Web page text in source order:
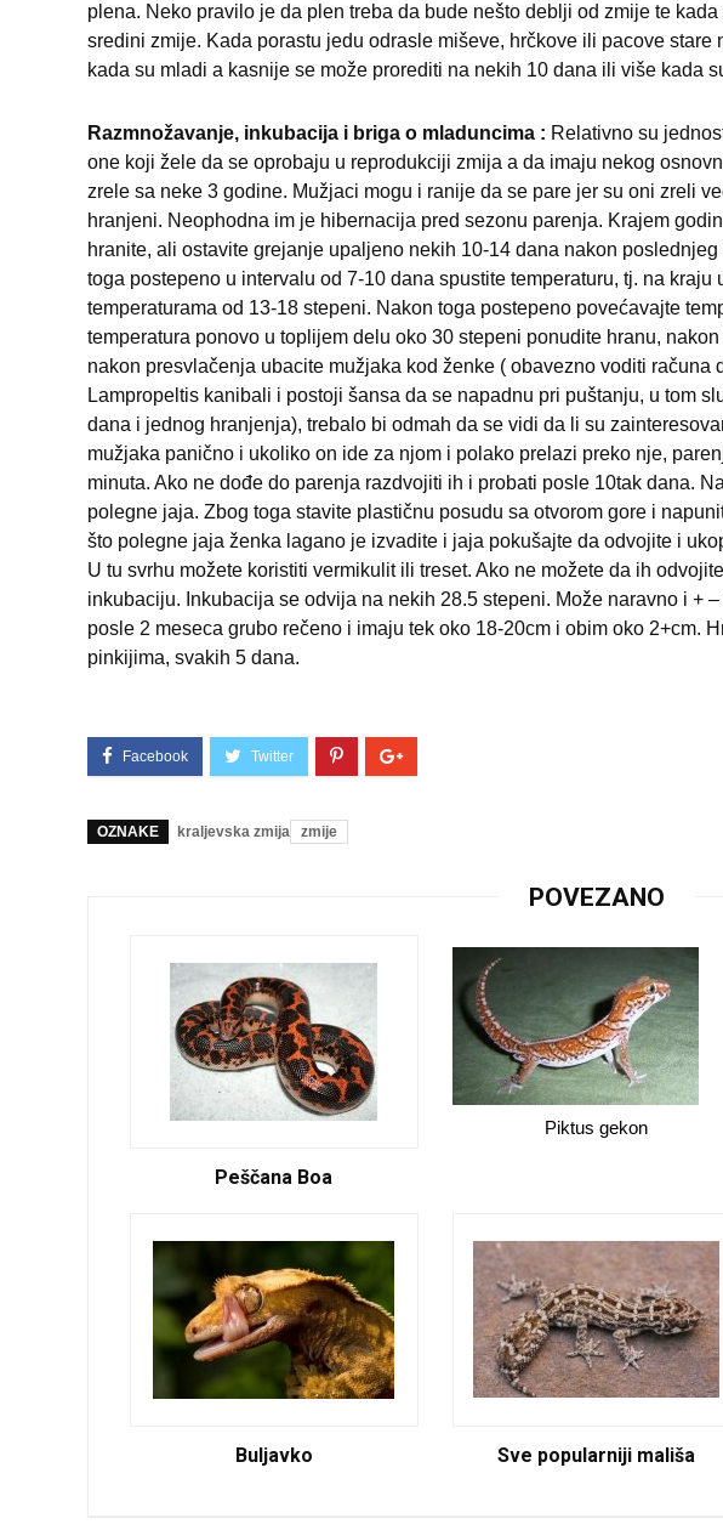
plena. Neko pravilo je da plen treba da bude nešto deblji od zmije te
sredini zmije. Kada porastu jedu odrasle miševe, hrčkove ili pacove
kada su mladi a kasnije se može prorediti na nekih 10 dana ili više kada
Razmnožavanje, inkubacija i briga o mladuncima : Relativno su
one koji žele da se oprobaju u reprodukciji zmija a da imaju nekog
zrele sa neke 3 godine. Mužjaci mogu i ranije da se pare jer su oni zreli
hranjeni. Neophodna im je hibernacija pred sezonu parenja. Krajem
hranite, ali ostavite grejanje upaljeno nekih 10-14 dana nakon
toga postepeno u intervalu od 7-10 dana spustite temperaturu, tj. na
temperaturama od 13-18 stepeni. Nakon toga postepeno povećavajte
temperatura ponovo u toplijem delu oko 30 stepeni ponudite hranu,
nakon presvlačenja ubacite mužjaka kod ženke ( obavezno voditi računa
Lampropeltis kanibali i postoji šansa da se napadnu pri puštanju, u tom
dana i jednog hranjenja), trebalo bi odmah da se vidi da li su
mužjaka panično i ukoliko on ide za njom i polako prelazi preko nje,
minuta. Ako ne dođe do parenja razdvojiti ih i probati posle 10tak dana.
polegne jaja. Zbog toga stavite plastičnu posudu sa otvorom gore i
što polegne jaja ženka lagano je izvadite i jaja pokušajte da odvojite i
U tu svrhu možete koristiti vermikulit ili treset. Ako ne možete da ih
inkubaciju. Inkubacija se odvija na nekih 28.5 stepeni. Može naravno i +
posle 2 meseca grubo rečeno i imaju tek oko 18-20cm i obim oko 2+cm.
pinkijima, svakih 5 dana.
OZNAKE kraljevska zmija zmije
POVEZANO
Peščana Boa
Piktus gekon
Buljavko Sve popularniji mališa